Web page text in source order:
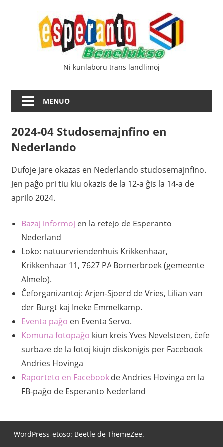
Ni kunlaboru trans landlimoj
MENUO
2024-04 Studosemajnfino en
Nederlando
Dufoje jare okazas en Nederlando studosemajnfino.
Jen paĝo pri tiu kiu okazis de la 12-a ĝis la 14-a de
aprilo 2024.
Bazaj informoj en la retejo de Esperanto
Nederland
Loko: natuurvriendenhuis Krikkenhaar,
Krikkenhaar 11, 7627 PA Bornerbroek (gemeente
Almelo).
Ĉeforganizantoj: Arjen-Sjoerd de Vries, Lilian van
der Burgt kaj Ineke Emmelkamp.
Eventa paĝo en Eventa Servo.
Komuna fotopaĝo kiun kreis Yves Nevelsteen, ĉefe
surbaze de la fotoj kiujn diskonigis per Facebook
Andries Hovinga
Raporteto en Facebookde Andries Hovinga en la
FB-paĝo de Esperanto Nederland
WordPress-etoso: Beetle de ThemeZee.